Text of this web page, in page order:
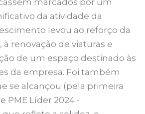
marcados por um
da atividade da
levou ao reforço da
à renovação de viaturas e
de um espaço destinado às
da empresa. Foi também
se alcançou (pela primeira
PME Líder 2024 -